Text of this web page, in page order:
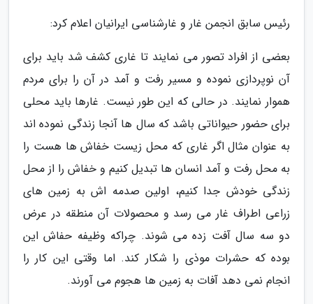
رئیس سابق انجمن غار و غارشناسی ایرانیان اعلام کرد:
بعضی از افراد تصور می نمایند تا غاری کشف شد باید برای
آن نوپردازی نموده و مسیر رفت و آمد در آن را برای مردم
هموار نمایند. در حالی که این طور نیست. غارها باید محلی
برای حضور حیواناتی باشد که سال ها آنجا زندگی نموده اند
به عنوان مثال اگر غاری که محل زیست خفاش ها هست را
به محل رفت و آمد انسان ها تبدیل کنیم و خفاش را از محل
زندگی خودش جدا کنیم، اولین صدمه اش به زمین های
زراعی اطراف غار می رسد و محصولات آن منطقه در عرض
دو سه سال آفت زده می شوند. چراکه وظیفه حفاش این
بوده که حشرات موذی را شکار کند. اما وقتی این کار را
انجام نمی دهد آفات به زمین ها هجوم می آورند.